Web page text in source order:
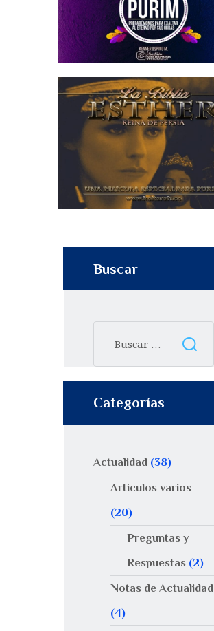
Buscar
Categorías
Actualidad (38)
Artículos varios
(20)
Preguntas y
Respuestas (2)
Notas de Actualidad
(4)